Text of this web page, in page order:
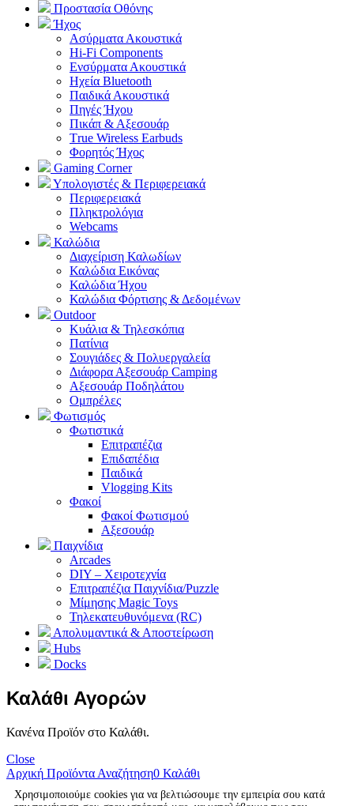
Προστασία Οθόνης
Ήχος
Ασύρματα Ακουστικά
Hi-Fi Components
Ενσύρματα Ακουστικά
Ηχεία Bluetooth
Παιδικά Ακουστικά
Πηγές Ήχου
Πικάπ & Αξεσουάρ
Τrue Wireless Earbuds
Φορητός Ήχος
Gaming Corner
Υπολογιστές & Περιφερειακά
Περιφερειακά
Πληκτρολόγια
Webcams
Καλώδια
Διαχείριση Καλωδίων
Καλώδια Εικόνας
Καλώδια Ήχου
Καλώδια Φόρτισης & Δεδομένων
Outdoor
Κυάλια & Τηλεσκόπια
Πατίνια
Σουγιάδες & Πολυεργαλεία
Διάφορα Αξεσουάρ Camping
Αξεσουάρ Ποδηλάτου
Ομπρέλες
Φωτισμός
Φωτιστικά
Επιτραπέζια
Επιδαπέδια
Παιδικά
Vlogging Kits
Φακοί
Φακοί Φωτισμού
Αξεσουάρ
Παιχνίδια
Arcades
DIY – Χειροτεχνία
Επιτραπέζια Παιχνίδια/Puzzle
Μίμησης Magic Toys
Τηλεκατευθυνόμενα (RC)
Απολυμαντικά & Αποστείρωση
Hubs
Docks
Καλάθι Αγορών
Κανένα Προϊόν στο Καλάθι.
Close
Αρχική Προϊόντα Αναζήτηση0 Καλάθι
Χρησιμοποιούμε cookies για να βελτιώσουμε την εμπειρία σου κατά